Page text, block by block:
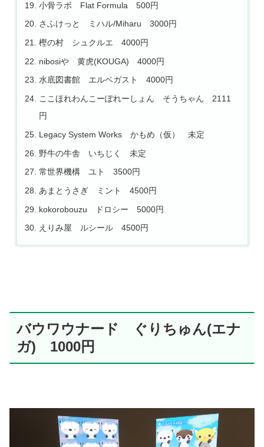
小骨ラボ Flat Formula 500円
さふけっと ミハル/Miharu 3000円
樫の村 シュクルエ 4000円
nibosiや 黄虎(KOUGA) 4000円
水底図書館 エルベガスト 4000円
ここほれわんこーぽれーしょん そうちゃん 2111
円
Legacy System Works かもめ（仮） 未定
野牛の牛舎 いちじく 未定
常世界機構 ユト 3500円
あまとうさぎ ミント 4500円
kokorobouzu ドロシー 5000円
えりみ屋 ルシール 4500円
バウワウナード ぐりちゅん(エナ
ガ) 1000円